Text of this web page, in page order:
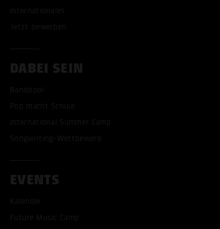
Internationales
Jetzt bewerben
DABEI SEIN
Bandpool
Pop macht Schule
International Summer Camp
Songwriting-Wettbewerb
EVENTS
Kalender
Future Music Camp